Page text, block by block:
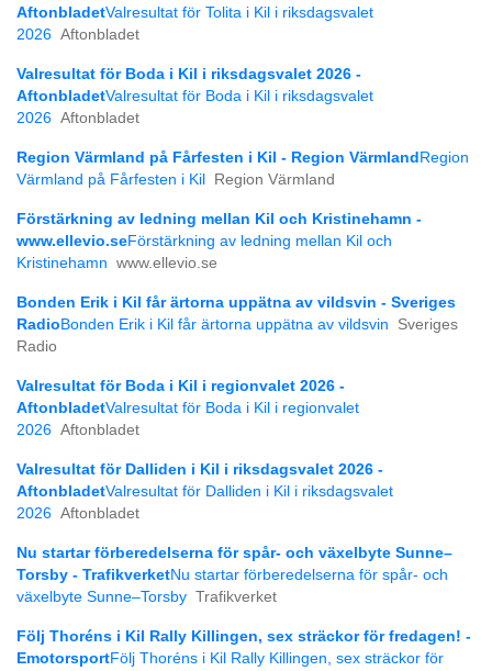
AftonbladetValresultat för Tolita i Kil i riksdagsvalet
2026 Aftonbladet
Valresultat för Boda i Kil i riksdagsvalet 2026 -
AftonbladetValresultat för Boda i Kil i riksdagsvalet
2026 Aftonbladet
Region Värmland på Fårfesten i Kil - Region Värmland Region
Värmland på Fårfesten i Kil
Region Värmland
Förstärkning av ledning mellan Kil och Kristinehamn -
www.ellevio.seFörstärkning av ledning mellan Kil och
Kristinehamn www.ellevio.se
Bonden Erik i Kil får ärtorna uppätna av vildsvin - Sveriges
Radio Bonden Erik i Kil får ärtorna uppätna av vildsvin
Sveriges
Radio
Valresultat för Boda i Kil i regionvalet 2026 -
AftonbladetValresultat för Boda i Kil i regionvalet
2026 Aftonbladet
Valresultat för Dalliden i Kil i riksdagsvalet 2026 -
AftonbladetValresultat för Dalliden i Kil i riksdagsvalet
2026 Aftonbladet
Nu startar förberedelserna för spår- och växelbyte Sunne–
Torsby - TrafikverketNu startar förberedelserna för spår- och
växelbyte Sunne–Torsby Trafikverket
Följ Thoréns i Kil Rally Killingen, sex sträckor för fredagen! -
EmotorsportFölj Thoréns i Kil Rally Killingen, sex sträckor för